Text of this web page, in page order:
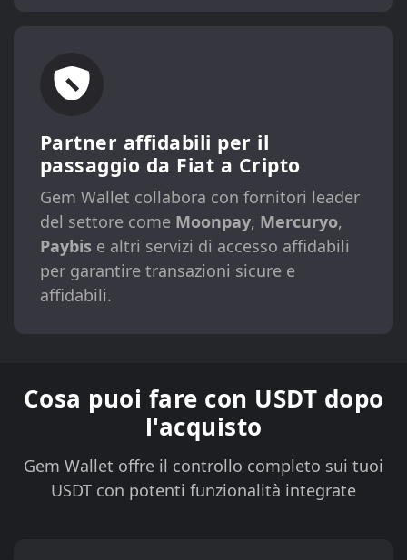
Partner affidabili per il
passaggio da Fiat a Cripto
Gem Wallet collabora con fornitori leader
del settore come Moonpay, Mercuryo,
Paybis e altri servizi di accesso affidabili
per garantire transazioni sicure e
affidabili.
Cosa puoi fare con USDT dopo
l'acquisto
Gem Wallet offre il controllo completo sui tuoi
USDT con potenti funzionalità integrate